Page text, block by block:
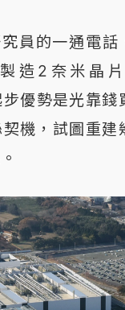
員的一通電
造2奈米晶
優勢是光靠錢
機，試圖重建